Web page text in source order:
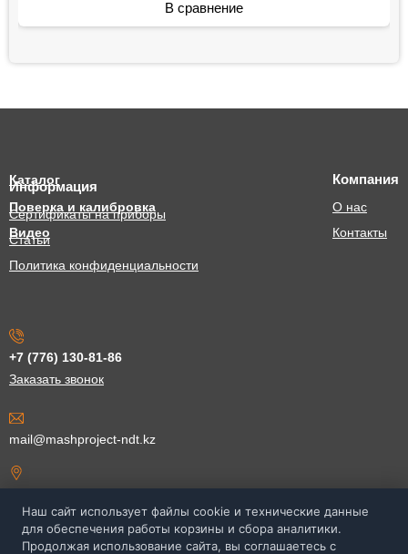
В сравнение
Каталог
Поверка и калибровка
Видео
Компания
О нас
Контакты
Информация
Сертификаты на приборы
Статьи
Политика конфиденциальности
+7 (776) 130-81-86
Заказать звонок
mail@mashproject-ndt.kz
202, Алматы, Казахстан
Наш сайт использует файлы cookie и технические данные
для обеспечения работы корзины и сбора аналитики.
Продолжая использование сайта, вы соглашаетесь с